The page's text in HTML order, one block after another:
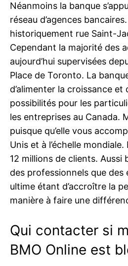
Néanmoins la banque
réseau d’agences
historiquement rue Saint-
Cependant la majorité des
aujourd’hui supervisées
Place de Toronto. La
d’alimenter la croissance et
possibilités pour les
les entreprises au Canada.
puisque qu’elle vous
Unis et à l’échelle
12 millions de clients. Aussi
des professionnels que des
ultime étant d’accroître la
manière à faire une
Qui contacter si
BMO Online est